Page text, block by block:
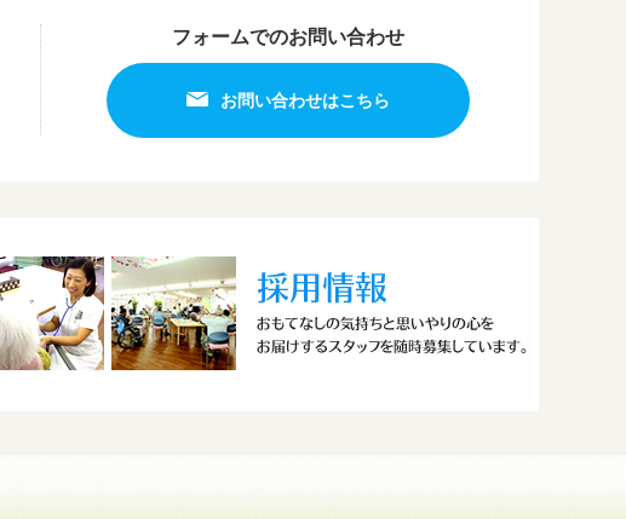
フォームでのお問い合わせ
お問い合わせはこちら